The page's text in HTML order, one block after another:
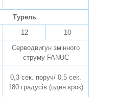
Турель
12
10
Серводвигун змінного
струму FANUC
0,3 сек. поруч/ 0,5 сек.
180 градусів (один крок)